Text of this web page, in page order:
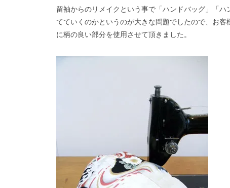
留袖からのリメイクという事で「ハンドバッグ」「
てていくのかというのが大きな問題でしたので、お
に柄の良い部分を使用させて頂きました。